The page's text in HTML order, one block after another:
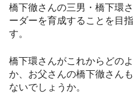
橋下徹さんの三男・橋下環
ーダーを育成することを目
す。
橋下環さんがこれからどの
か、お父さんの橋下徹さん
ないでしょうか。